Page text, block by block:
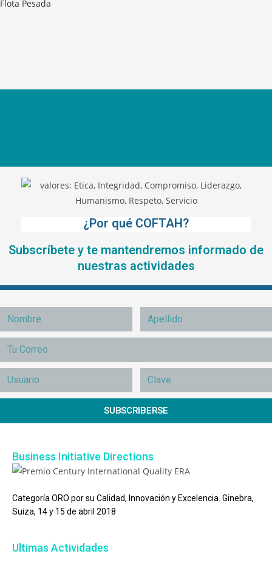
¿Por qué COFTAH?
Subscríbete y te mantendremos informado de
nuestras actividades
SUBSCRIBERSE
Business Initiative Directions
Categoría ORO por su Calidad, Innovación y Excelencia. Ginebra,
Suiza, 14 y 15 de abril 2018
Ultimas Actividades